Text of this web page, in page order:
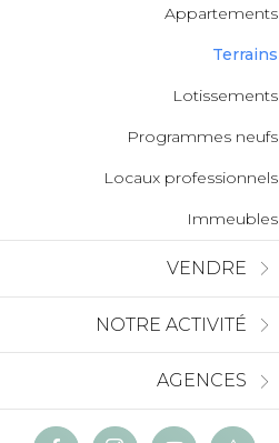
Appartements
Terrains
Lotissements
Programmes neufs
Locaux professionnels
Immeubles
VENDRE
NOTRE ACTIVITÉ
AGENCES